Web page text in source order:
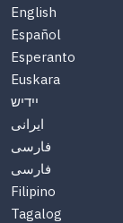
English
Español
Esperanto
Euskara
יידיש
ایرانی
فارسی
فارسی
Filipino
Tagalog